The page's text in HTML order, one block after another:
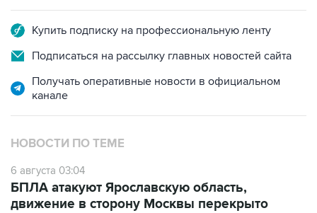
Купить подписку на профессиональную ленту
Подписаться на рассылку главных новостей сайта
Получать оперативные новости в официальном
канале
НОВОСТИ ПО ТЕМЕ
6 августа 03:04
БПЛА атакуют Ярославскую область,
движение в сторону Москвы перекрыто